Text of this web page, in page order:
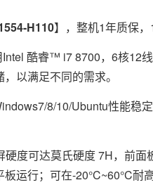
H110】，整机1年质保，
酷睿™ i7 8700，6核12
以满足不同的需求。
8/10/Ubuntu性能稳
硬度可达莫氏硬度 7H，前
运行；可在-20°C~60°C耐